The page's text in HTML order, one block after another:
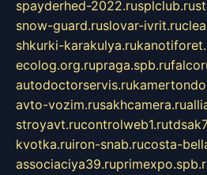
spayderhed-2022.rusplclub.ru
snow-guard.ruslovar-ivrit.ru
shkurki-karakulya.ru
ecolog.org.rupraga.spb.ru
autodoctorservis.ru
avto-vozim.rusakhcamera.ru
stroyavt.rucontrolweb1.ru
kvotka.ruiron-snab.rucosta-
associaciya39.ru